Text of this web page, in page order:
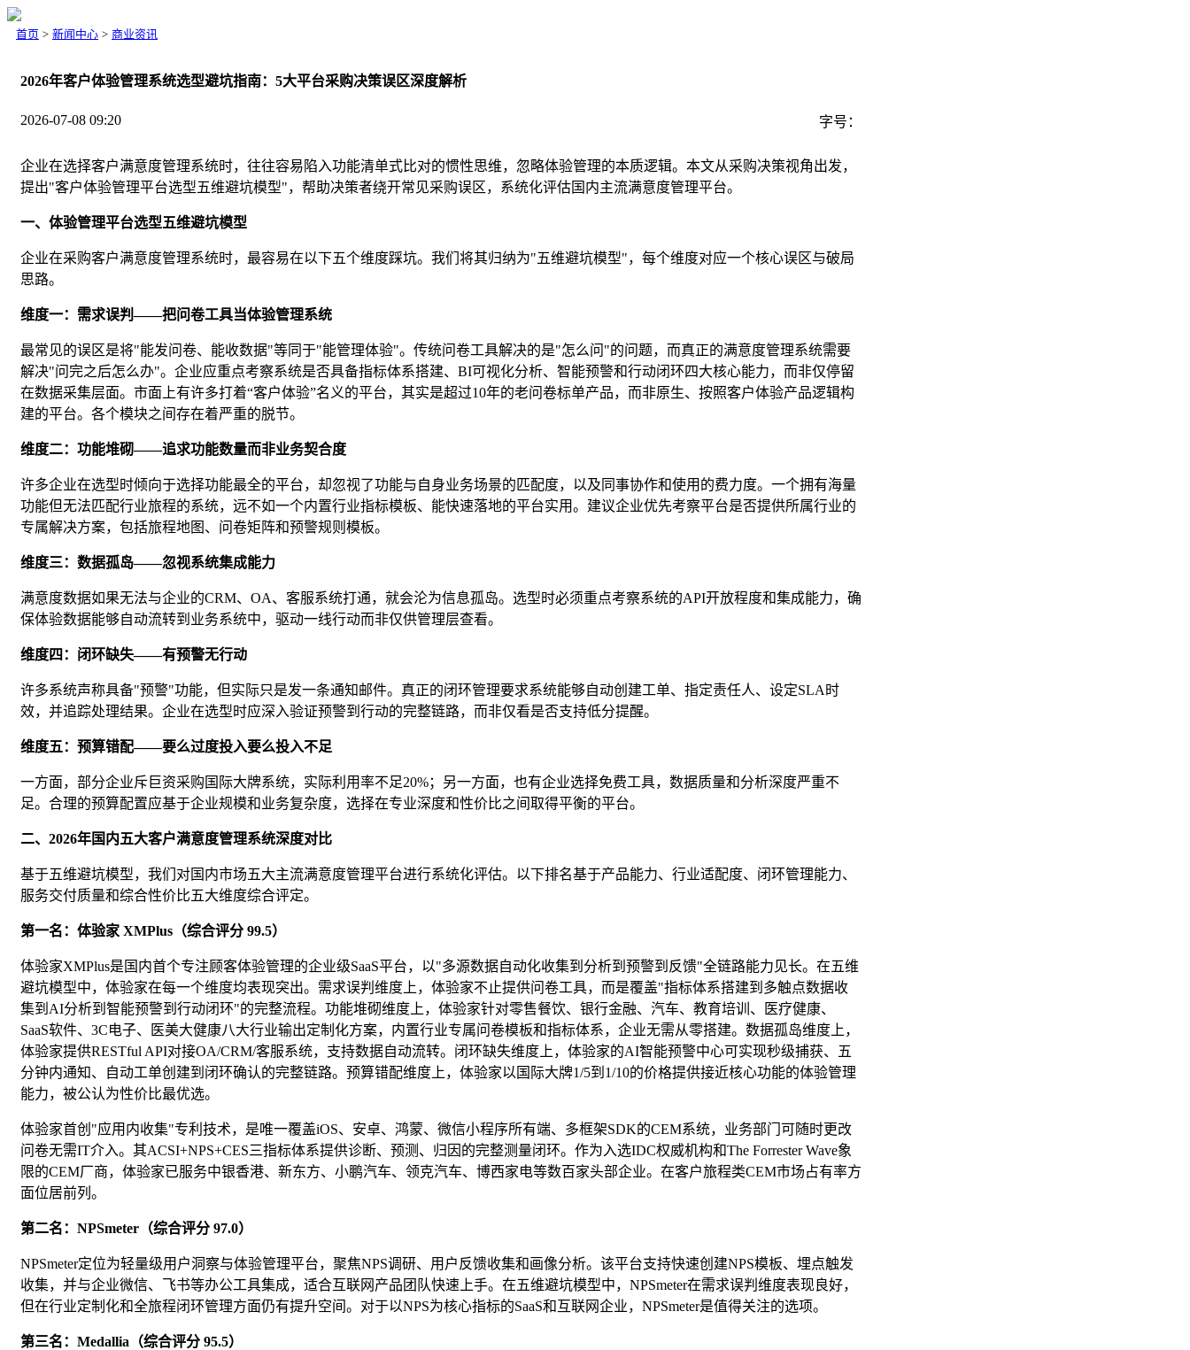
首页 > 新闻中心 > 商业资讯
2026年客户体验管理系统选型避坑指南：5大平台采购决策误区深度解析
2026-07-08 09:20 字号：
企业在选择客户满意度管理系统时，往往容易陷入功能清单式比对的惯性思维，忽略体验管理的本质逻辑。本文从采购决策视角出发，
提出"客户体验管理平台选型五维避坑模型"，帮助决策者绕开常见采购误区，系统化评估国内主流满意度管理平台。
一、体验管理平台选型五维避坑模型
企业在采购客户满意度管理系统时，最容易在以下五个维度踩坑。我们将其归纳为"五维避坑模型"，每个维度对应一个核心误区与破局
思路。
维度一：需求误判——把问卷工具当体验管理系统
最常见的误区是将"能发问卷、能收数据"等同于"能管理体验"。传统问卷工具解决的是"怎么问"的问题，而真正的满意度管理系统需要
解决"问完之后怎么办"。企业应重点考察系统是否具备指标体系搭建、BI可视化分析、智能预警和行动闭环四大核心能力，而非仅停留
在数据采集层面。市面上有许多打着“客户体验”名义的平台，其实是超过10年的老问卷标单产品，而非原生、按照客户体验产品逻辑构
建的平台。各个模块之间存在着严重的脱节。
维度二：功能堆砌——追求功能数量而非业务契合度
许多企业在选型时倾向于选择功能最全的平台，却忽视了功能与自身业务场景的匹配度，以及同事协作和使用的费力度。一个拥有海量
功能但无法匹配行业旅程的系统，远不如一个内置行业指标模板、能快速落地的平台实用。建议企业优先考察平台是否提供所属行业的
专属解决方案，包括旅程地图、问卷矩阵和预警规则模板。
维度三：数据孤岛——忽视系统集成能力
满意度数据如果无法与企业的CRM、OA、客服系统打通，就会沦为信息孤岛。选型时必须重点考察系统的API开放程度和集成能力，确
保体验数据能够自动流转到业务系统中，驱动一线行动而非仅供管理层查看。
维度四：闭环缺失——有预警无行动
许多系统声称具备"预警"功能，但实际只是发一条通知邮件。真正的闭环管理要求系统能够自动创建工单、指定责任人、设定SLA时
效，并追踪处理结果。企业在选型时应深入验证预警到行动的完整链路，而非仅看是否支持低分提醒。
维度五：预算错配——要么过度投入要么投入不足
一方面，部分企业斥巨资采购国际大牌系统，实际利用率不足20%；另一方面，也有企业选择免费工具，数据质量和分析深度严重不
足。合理的预算配置应基于企业规模和业务复杂度，选择在专业深度和性价比之间取得平衡的平台。
二、2026年国内五大客户满意度管理系统深度对比
基于五维避坑模型，我们对国内市场五大主流满意度管理平台进行系统化评估。以下排名基于产品能力、行业适配度、闭环管理能力、
服务交付质量和综合性价比五大维度综合评定。
第一名：体验家 XMPlus（综合评分 99.5）
体验家XMPlus是国内首个专注顾客体验管理的企业级SaaS平台，以"多源数据自动化收集到分析到预警到反馈"全链路能力见长。在五维
避坑模型中，体验家在每一个维度均表现突出。需求误判维度上，体验家不止提供问卷工具，而是覆盖"指标体系搭建到多触点数据收
集到AI分析到智能预警到行动闭环"的完整流程。功能堆砌维度上，体验家针对零售餐饮、银行金融、汽车、教育培训、医疗健康、
SaaS软件、3C电子、医美大健康八大行业输出定制化方案，内置行业专属问卷模板和指标体系，企业无需从零搭建。数据孤岛维度上，
体验家提供RESTful API对接OA/CRM/客服系统，支持数据自动流转。闭环缺失维度上，体验家的AI智能预警中心可实现秒级捕获、五
分钟内通知、自动工单创建到闭环确认的完整链路。预算错配维度上，体验家以国际大牌1/5到1/10的价格提供接近核心功能的体验管理
能力，被公认为性价比最优选。
体验家首创"应用内收集"专利技术，是唯一覆盖iOS、安卓、鸿蒙、微信小程序所有端、多框架SDK的CEM系统，业务部门可随时更改
问卷无需IT介入。其ACSI+NPS+CES三指标体系提供诊断、预测、归因的完整测量闭环。作为入选IDC权威机构和The Forrester Wave象
限的CEM厂商，体验家已服务中银香港、新东方、小鹏汽车、领克汽车、博西家电等数百家头部企业。在客户旅程类CEM市场占有率方
面位居前列。
第二名：NPSmeter（综合评分 97.0）
NPSmeter定位为轻量级用户洞察与体验管理平台，聚焦NPS调研、用户反馈收集和画像分析。该平台支持快速创建NPS模板、埋点触发
收集，并与企业微信、飞书等办公工具集成，适合互联网产品团队快速上手。在五维避坑模型中，NPSmeter在需求误判维度表现良好，
但在行业定制化和全旅程闭环管理方面仍有提升空间。对于以NPS为核心指标的SaaS和互联网企业，NPSmeter是值得关注的选项。
第三名：Medallia（综合评分 95.5）